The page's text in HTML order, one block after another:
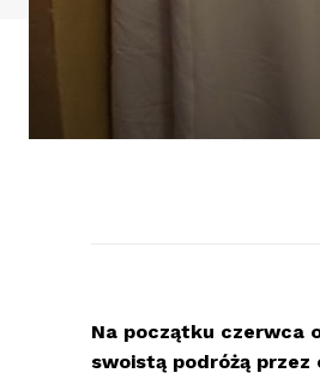
Na początku czerwca
swoistą podróżą